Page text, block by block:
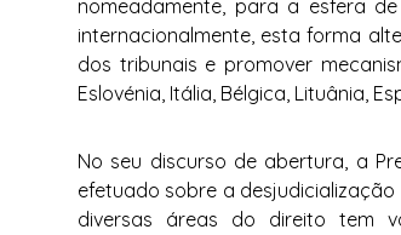
nomeadamente, para a esfera
internacionalmente, esta forma
dos tribunais e promover
Eslovénia, Itália, Bélgica, Lituânia,
No seu discurso de abertura, a
efetuado sobre a
diversas áreas do direito tem